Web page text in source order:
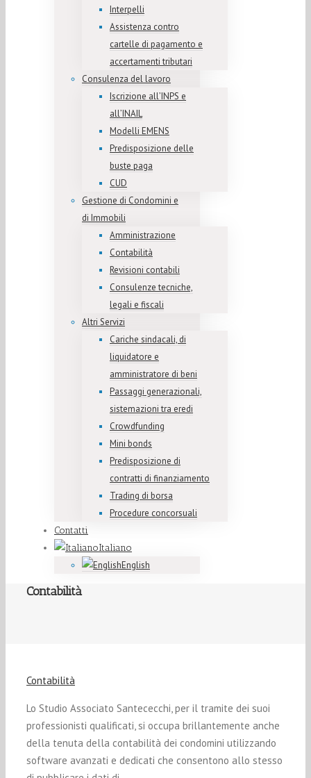
Interpelli
Assistenza contro
cartelle di pagamento e
accertamenti tributari
Consulenza del lavoro
Iscrizione all’INPS e
all’INAIL
Modelli EMENS
Predisposizione delle
buste paga
CUD
Gestione di Condomini e
di Immobili
Amministrazione
Contabilità
Revisioni contabili
Consulenze tecniche,
legali e fiscali
Altri Servizi
Cariche sindacali, di
liquidatore e
amministratore di beni
Passaggi generazionali,
sistemazioni tra eredi
Crowdfunding
Mini bonds
Predisposizione di
contratti di finanziamento
Trading di borsa
Procedure concorsuali
Contatti
Italiano
English
Contabilità
Contabilità
Lo Studio Associato Santececchi, per il tramite dei suoi
professionisti qualificati, si occupa brillantemente anche
della tenuta della contabilità dei condomini utilizzando
software avanzati e dedicati che consentono allo stesso